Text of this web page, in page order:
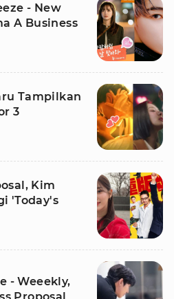
- New
A Business
Tampilkan
3
Kim
'Today's
- Weeekly,